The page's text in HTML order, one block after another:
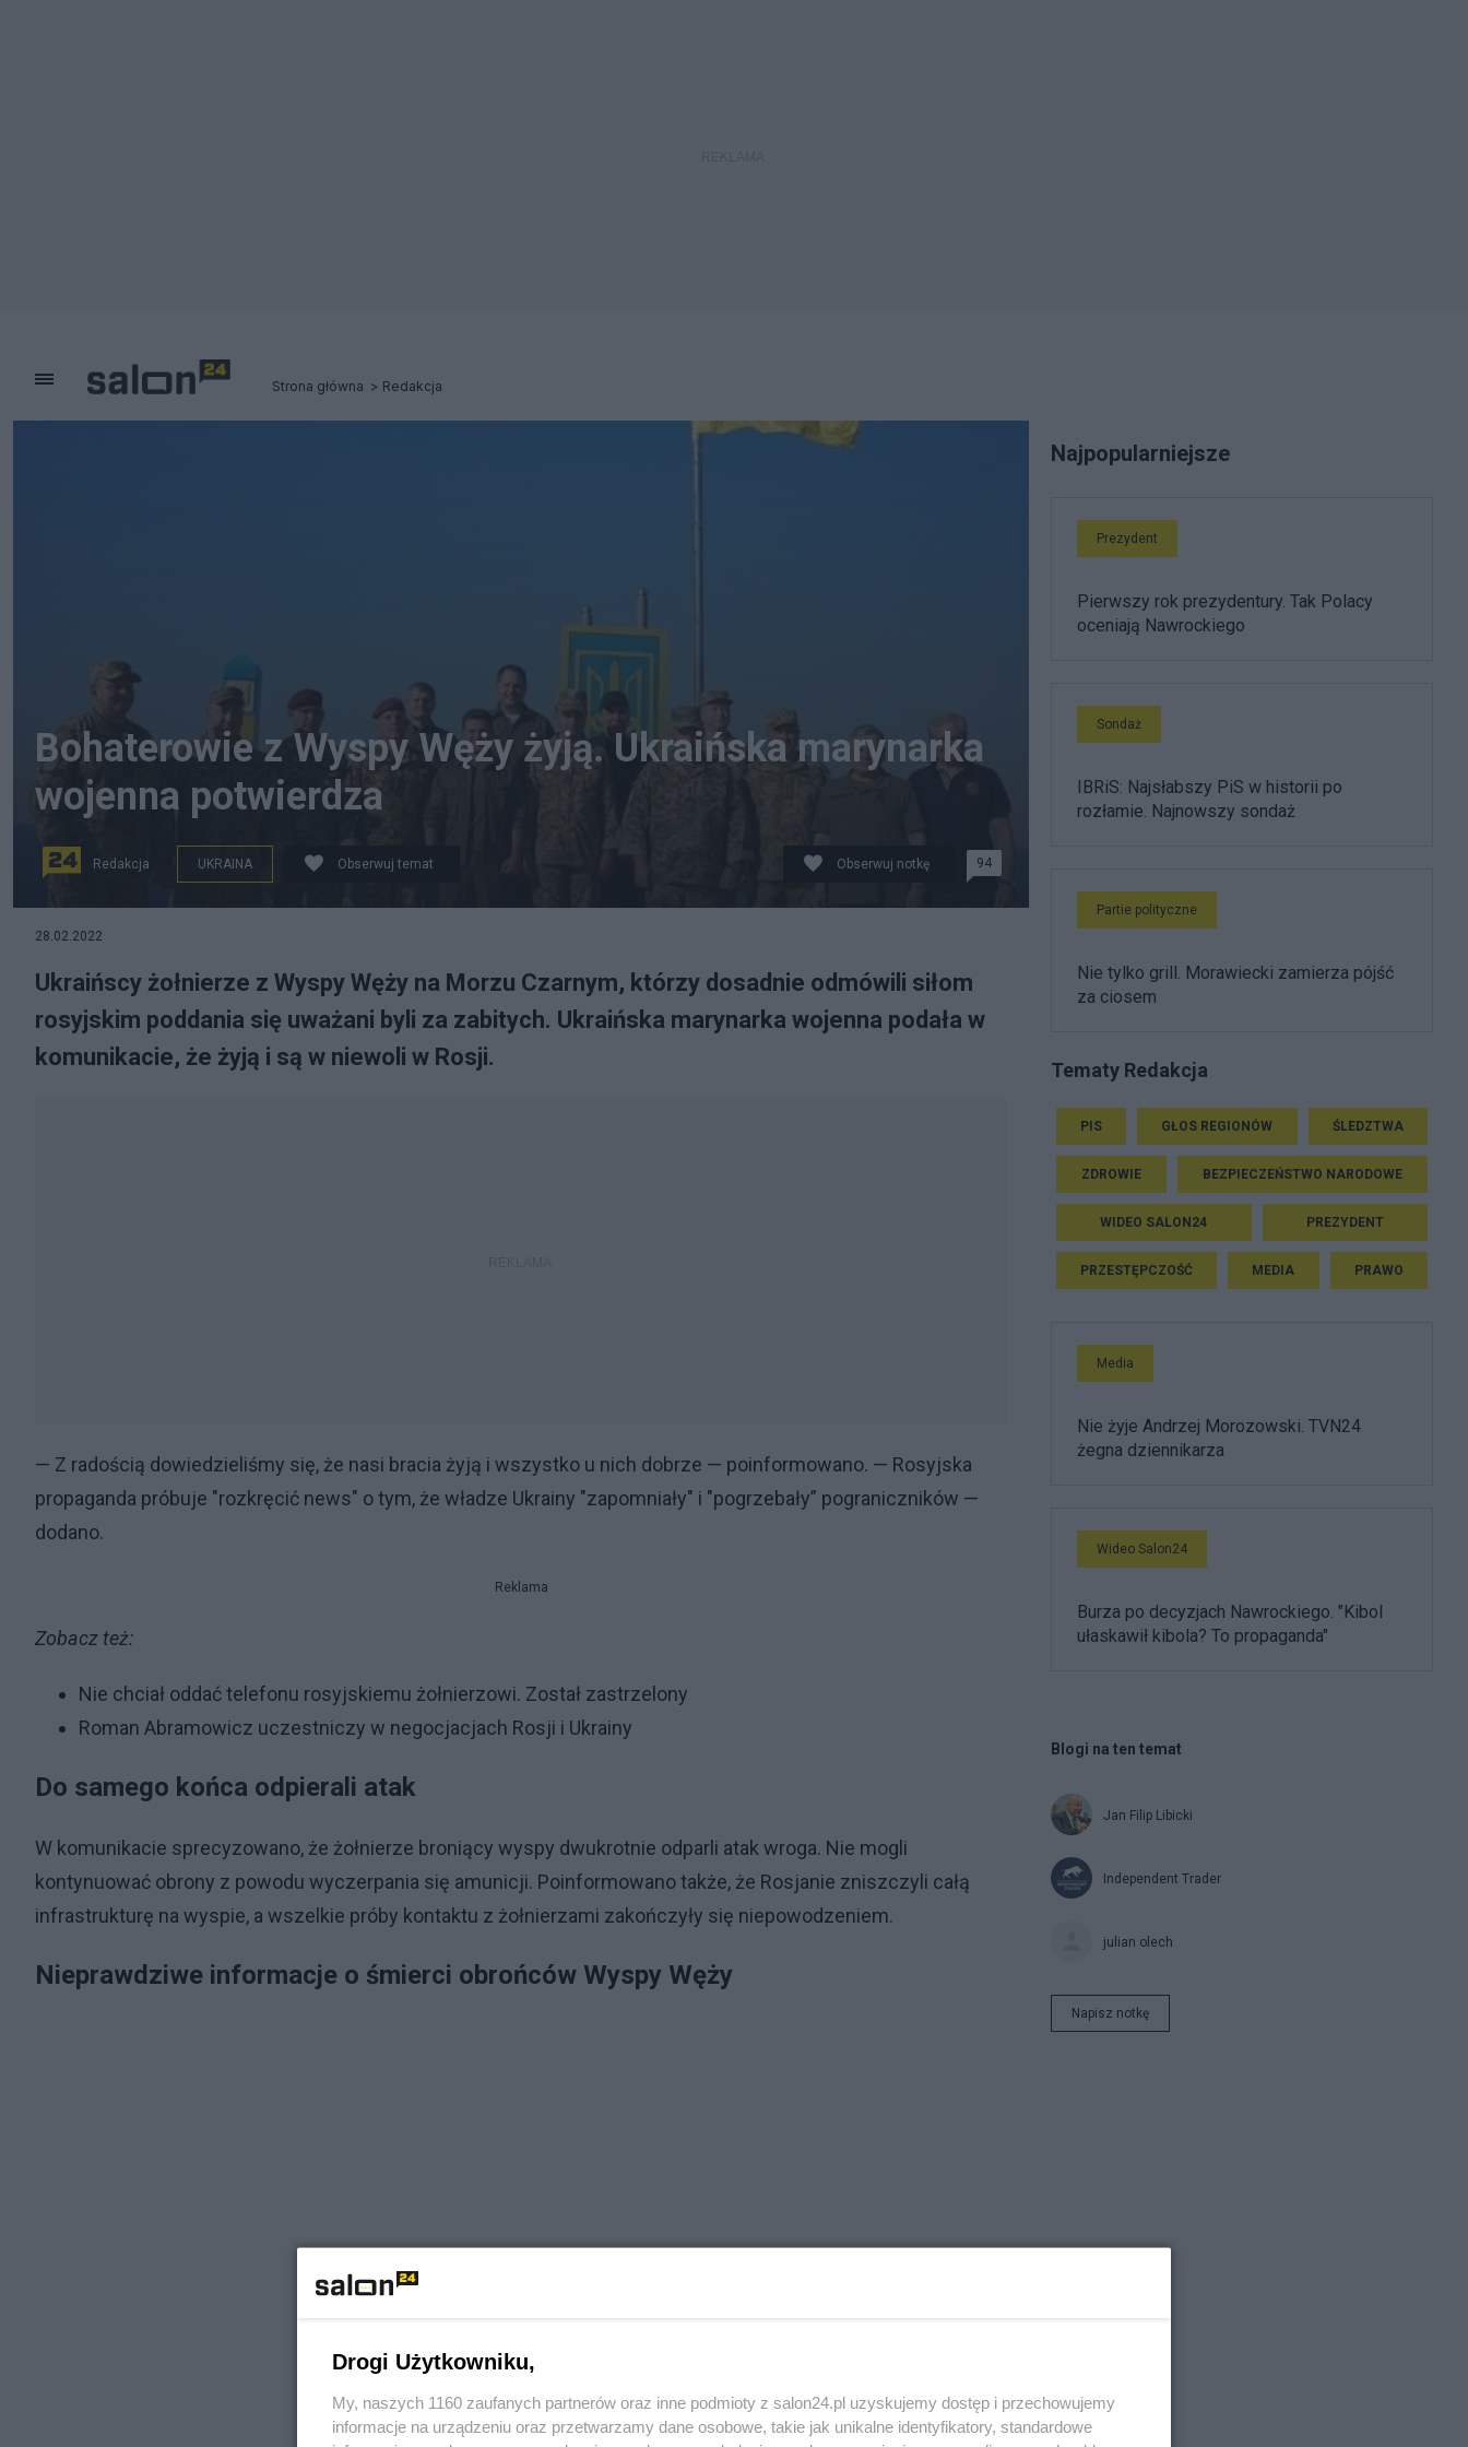
Strona główna Redakcja
Bohaterowie z Wyspy Węży żyją. Ukraińska marynarka
wojenna potwierdza
Redakcja UKRAINA Obserwuj temat Obserwuj notkę 94
28.02.2022
Ukraińscy żołnierze z Wyspy Węży na Morzu Czarnym, którzy dosadnie odmówili siłom
rosyjskim poddania się uważani byli za zabitych. Ukraińska marynarka wojenna podała w
komunikacie, że żyją i są w niewoli w Rosji.
— Z radością dowiedzieliśmy się, że nasi bracia żyją i wszystko u nich dobrze — poinformowano. — Rosyjska
propaganda próbuje "rozkręcić news" o tym, że władze Ukrainy "zapomniały" i "pogrzebały” pograniczników —
dodano.
Reklama
Zobacz też:
Nie chciał oddać telefonu rosyjskiemu żołnierzowi. Został zastrzelony
Roman Abramowicz uczestniczy w negocjacjach Rosji i Ukrainy
Do samego końca odpierali atak
W komunikacie sprecyzowano, że żołnierze broniący wyspy dwukrotnie odparli atak wroga. Nie mogli
kontynuować obrony z powodu wyczerpania się amunicji. Poinformowano także, że Rosjanie zniszczyli całą
infrastrukturę na wyspie, a wszelkie próby kontaktu z żołnierzami zakończyły się niepowodzeniem.
Nieprawdziwe informacje o śmierci obrońców Wyspy Węży
Najpopularniejsze
Prezydent
Pierwszy rok prezydentury. Tak Polacy
oceniają Nawrockiego
Sondaż
IBRiS: Najsłabszy PiS w historii po
rozłamie. Najnowszy sondaż
Partie polityczne
Nie tylko grill. Morawiecki zamierza pójść
za ciosem
Tematy Redakcja
PIS GŁOS REGIONÓW ŚLEDZTWA
ZDROWIE BEZPIECZEŃSTWO NARODOWE
WIDEO SALON24 PREZYDENT
PRZESTĘPCZOŚĆ MEDIA PRAWO
Media
Nie żyje Andrzej Morozowski. TVN24
żegna dziennikarza
Wideo Salon24
Burza po decyzjach Nawrockiego. "Kibol
ułaskawił kibola? To propaganda"
Blogi na ten temat
Jan Filip Libicki
Independent Trader
julian olech
Napisz notkę
Drogi Użytkowniku,
My, naszych 1160 zaufanych partnerów oraz inne podmioty z salon24.pl uzyskujemy dostęp i przechowujemy
informacje na urządzeniu oraz przetwarzamy dane osobowe, takie jak unikalne identyfikatory, standardowe